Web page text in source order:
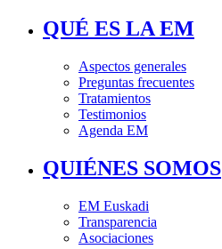
QUÉ ES LA EM
Aspectos generales
Preguntas frecuentes
Tratamientos
Testimonios
Agenda EM
QUIÉNES SOMOS
EM Euskadi
Transparencia
Asociaciones